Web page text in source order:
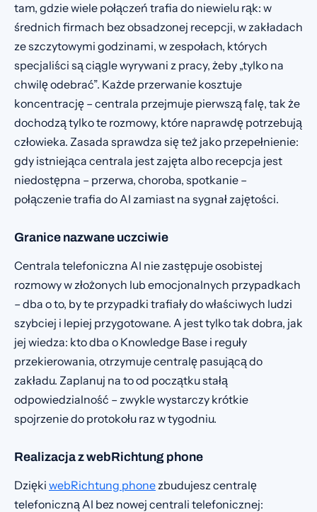
tam, gdzie wiele połączeń trafia do niewielu rąk: w
średnich firmach bez obsadzonej recepcji, w zakładach
ze szczytowymi godzinami, w zespołach, których
specjaliści są ciągle wyrywani z pracy, żeby „tylko na
chwilę odebrać”. Każde przerwanie kosztuje
koncentrację – centrala przejmuje pierwszą falę, tak że
dochodzą tylko te rozmowy, które naprawdę potrzebują
człowieka. Zasada sprawdza się też jako przepełnienie:
gdy istniejąca centrala jest zajęta albo recepcja jest
niedostępna – przerwa, choroba, spotkanie –
połączenie trafia do AI zamiast na sygnał zajętości.
Granice nazwane uczciwie
Centrala telefoniczna AI nie zastępuje osobistej
rozmowy w złożonych lub emocjonalnych przypadkach
– dba o to, by te przypadki trafiały do właściwych ludzi
szybciej i lepiej przygotowane. A jest tylko tak dobra, jak
jej wiedza: kto dba o Knowledge Base i reguły
przekierowania, otrzymuje centralę pasującą do
zakładu. Zaplanuj na to od początku stałą
odpowiedzialność – zwykle wystarczy krótkie
spojrzenie do protokołu raz w tygodniu.
Realizacja z webRichtung phone
Dzięki webRichtung phone zbudujesz centralę
telefoniczną AI bez nowej centrali telefonicznej: